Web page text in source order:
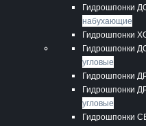
Гидрошпонки
набухающие
Гидрошпонки
Гидрошпонки
угловые
Гидрошпонки
Гидрошпонки
угловые
Гидрошпонки